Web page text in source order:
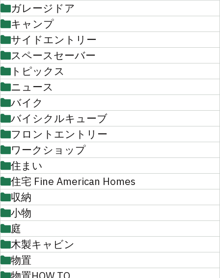
ガレージドア
キャンプ
サイドエントリー
スペースセーバー
トピックス
ニュース
バイク
バイシクルキューブ
フロントエントリー
ワークショップ
住まい
住宅 Fine American Homes
収納
小物
庭
木製キャビン
物置